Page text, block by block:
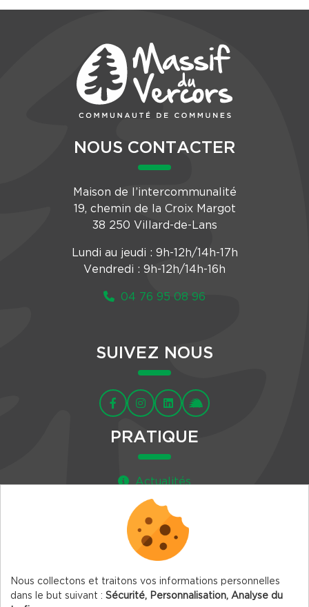
NOUS CONTACTER
Maison de l’intercommunalité
19, chemin de la Croix Margot
38 250 Villard-de-Lans
Lundi au jeudi : 9h-12h/14h-17h
Vendredi : 9h-12h/14h-16h
04 76 95 08 96
SUIVEZ NOUS
PRATIQUE
Actualités
Agenda
Newsletter
Nous collectons et traitons vos informations personnelles
dans le but suivant : Sécurité, Personnalisation, Analyse du